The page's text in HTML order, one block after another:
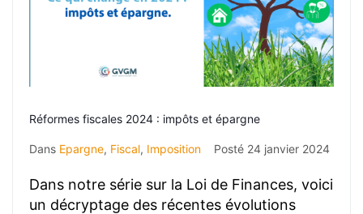
Réformes fiscales 2024 : impôts et épargne
Dans Epargne, Fiscal, Imposition Posté 24 janvier 2024
Dans notre série sur la Loi de Finances, voici
un décryptage des récentes évolutions